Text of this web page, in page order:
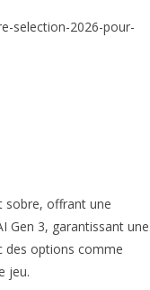
selection-2026-pour-
sobre, offrant une
Gen 3, garantissant une
des options comme
jeu.